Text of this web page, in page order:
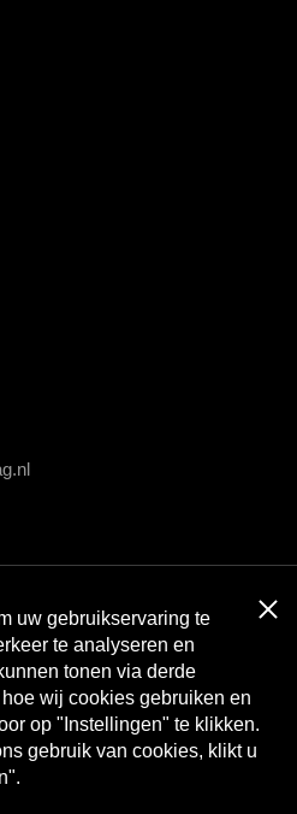
uw gebruikservaring te
te analyseren en
tonen via derde
wij cookies gebruiken en
op "Instellingen" te klikken.
gebruik van cookies, klikt u